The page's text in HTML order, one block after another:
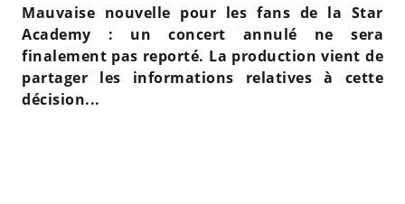
Mauvaise nouvelle pour les fans de la Star
Academy : un concert annulé ne sera
finalement pas reporté. La production vient de
partager les informations relatives à cette
décision...